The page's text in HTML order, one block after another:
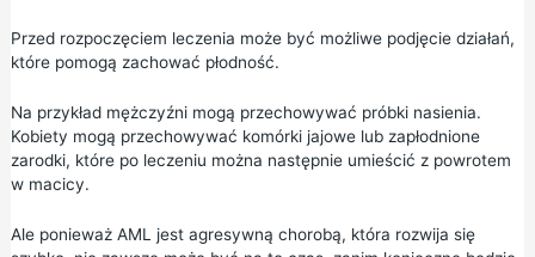
Przed rozpoczęciem leczenia może być możliwe podjęcie działań,
które pomogą zachować płodność.
Na przykład mężczyźni mogą przechowywać próbki nasienia.
Kobiety mogą przechowywać komórki jajowe lub zapłodnione
zarodki, które po leczeniu można następnie umieścić z powrotem
w macicy.
Ale ponieważ AML jest agresywną chorobą, która rozwija się